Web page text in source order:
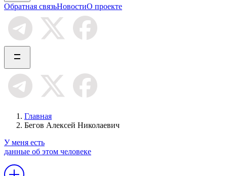
Обратная связьНовостиО проекте
Главная
Бегов Алексей Николаевич
У меня есть
данные об этом человеке